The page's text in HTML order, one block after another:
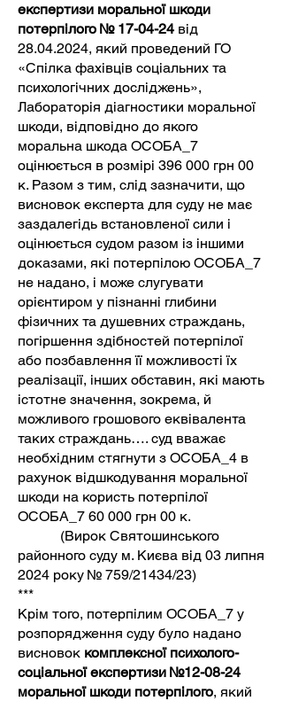
експертизи моральної шкоди
потерпілого № 17-04-24 від
28.04.2024, який проведений ГО
«Спілка фахівців соціальних та
психологічних досліджень»,
Лабораторія діагностики моральної
шкоди, відповідно до якого
моральна шкода ОСОБА_7
оцінюється в розмірі 396 000 грн 00
к. Разом з тим, слід зазначити, що
висновок експерта для суду не має
заздалегідь встановленої сили і
оцінюється судом разом із іншими
доказами, які потерпілою ОСОБА_7
не надано, і може слугувати
орієнтиром у пізнанні глибини
фізичних та душевних страждань,
погіршення здібностей потерпілої
або позбавлення її можливості їх
реалізації, інших обставин, які мають
істотне значення, зокрема, й
можливого грошового еквівалента
таких страждань…. суд вважає
необхідним стягнути з ОСОБА_4 в
рахунок відшкодування моральної
шкоди на користь потерпілої
ОСОБА_7 60 000 грн 00 к.
(Вирок Святошинського
районного суду м. Києва від 03 липня
2024 року № 759/21434/23)
***
Крім того, потерпілим ОСОБА_7 у
розпорядження суду було надано
висновок комплексної психолого-
соціальної експертизи №12-08-24
моральної шкоди потерпілого, який